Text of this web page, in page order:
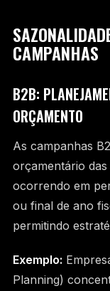
CAMPANHAS
B2B:
ORÇAMENTO
As campanhas
orçamentário
ocorrendo em
ou final de ano
permitindo
Exemplo:
Planning)